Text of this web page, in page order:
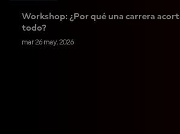
Workshop: ¿Por qué una carrera
todo?
mar 26 may, 2026